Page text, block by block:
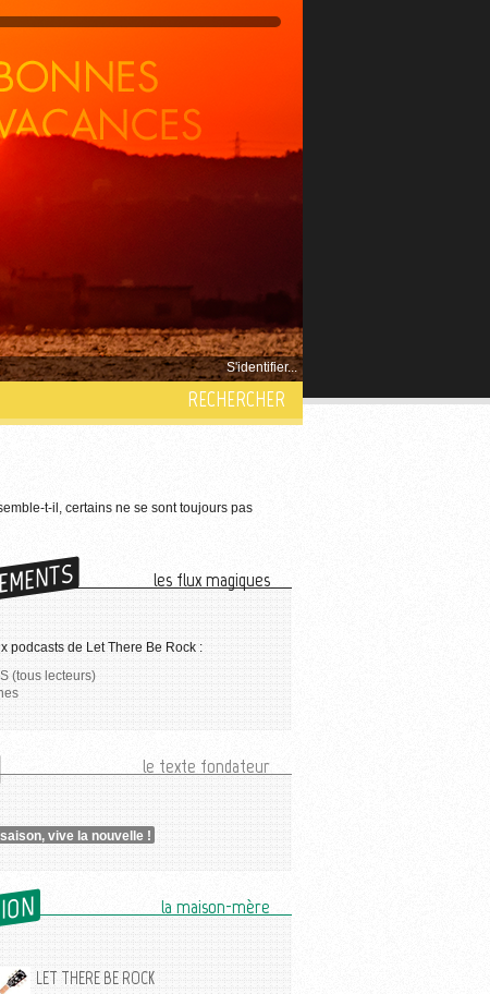
S'identifier...
RECHERCHER
t-il, certains ne se sont toujours pas
les flux magiques
podcasts de Let There Be Rock :
(tous lecteurs)
le texte fondateur
saison, vive la nouvelle !
la maison-mère
LET THERE BE ROCK